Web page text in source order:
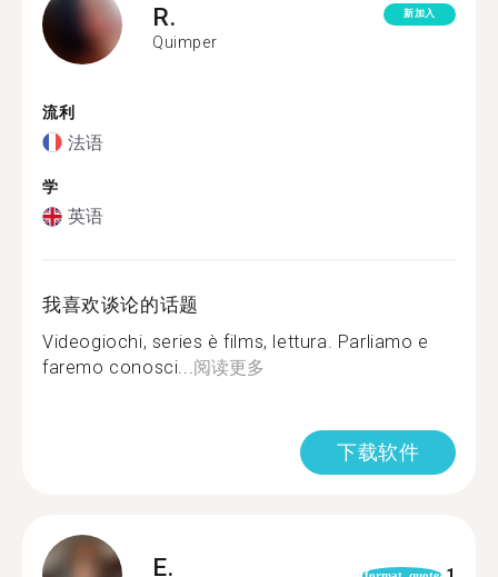
R.
Quimper
新加入
流利
法语
学
英语
我喜欢谈论的话题
Videogiochi, series è films, lettura. Parliamo e
faremo conosci...阅读更多
下载软件
E.